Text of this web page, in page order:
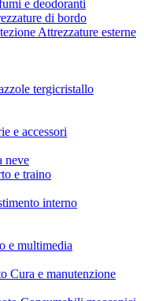
e deodoranti
di bordo
Attrezzature esterne
tergicristallo
e accessori
neve
e traino
interno
e multimedia
Cura e manutenzione